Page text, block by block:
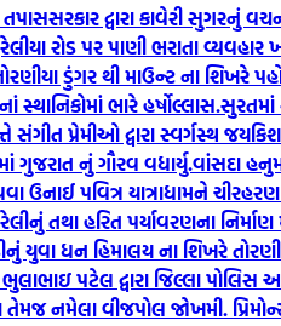
તપાસસરકાર દ્વારા કાવેરી સુગરનું
રોડ પર પાણી ભરાતા વ્યવહાર
ડુંગર થી માઉન્ટ ના શિખરે
ભારે હર્ષોલ્લાસ.સુરતમાં
સંગીત પ્રેમીઓ દ્વારા સ્વર્ગસ્થ
ગુજરાત નું ગૌરવ વધાર્યુ.વાંસદા
ઉનાઈ પવિત્ર યાત્રાધામને
તથા હરિત પર્યાવરણના
યુવા ધન હિમાલય ના શિખરે
પટેલ દ્વારા જિલ્લા
તેમજ નમેલા વીજપોલ જોખમી.